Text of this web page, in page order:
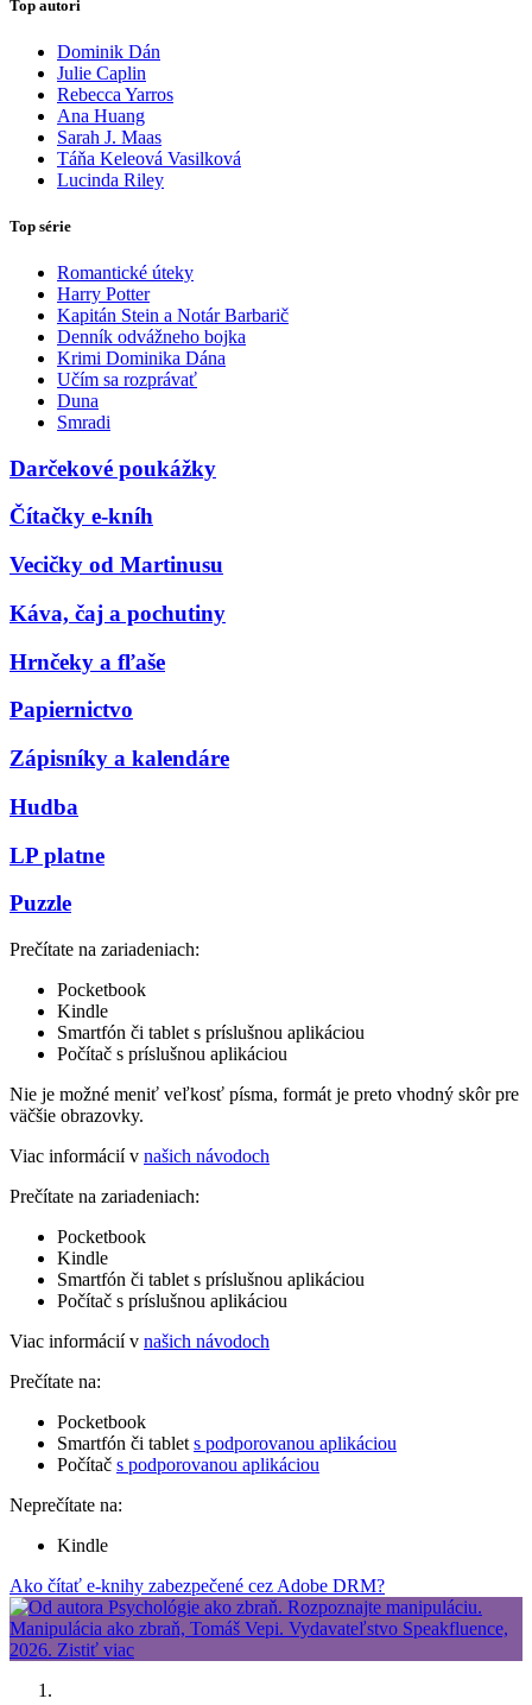
Top autori
Dominik Dán
Julie Caplin
Rebecca Yarros
Ana Huang
Sarah J. Maas
Táňa Keleová Vasilková
Lucinda Riley
Top série
Romantické úteky
Harry Potter
Kapitán Stein a Notár Barbarič
Denník odvážneho bojka
Krimi Dominika Dána
Učím sa rozprávať
Duna
Smradi
Darčekové poukážky
Čítačky e-kníh
Vecičky od Martinusu
Káva, čaj a pochutiny
Hrnčeky a fľaše
Papiernictvo
Zápisníky a kalendáre
Hudba
LP platne
Puzzle
Prečítate na zariadeniach:
Pocketbook
Kindle
Smartfón či tablet s príslušnou aplikáciou
Počítač s príslušnou aplikáciou
Nie je možné meniť veľkosť písma, formát je preto vhodný skôr pre
väčšie obrazovky.
Viac informácií v našich návodoch
Prečítate na zariadeniach:
Pocketbook
Kindle
Smartfón či tablet s príslušnou aplikáciou
Počítač s príslušnou aplikáciou
Viac informácií v našich návodoch
Prečítate na:
Pocketbook
Smartfón či tablet s podporovanou aplikáciou
Počítač s podporovanou aplikáciou
Neprečítate na:
Kindle
Ako čítať e-knihy zabezpečené cez Adobe DRM?